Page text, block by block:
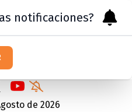
de 2026
notificaciones?